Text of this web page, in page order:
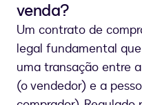
venda?
Um contrato de
legal fundamental
uma transação entre
(o vendedor) e a